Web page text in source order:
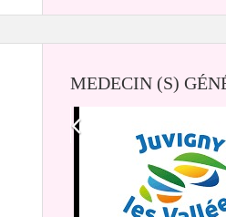
MEDECIN (S)